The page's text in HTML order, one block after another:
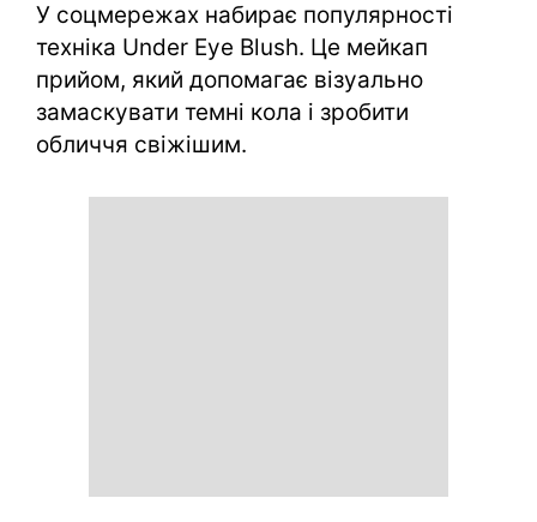
У соцмережах набирає популярності
техніка Under Eye Blush. Це мейкап
прийом, який допомагає візуально
замаскувати темні кола і зробити
обличчя свіжішим.